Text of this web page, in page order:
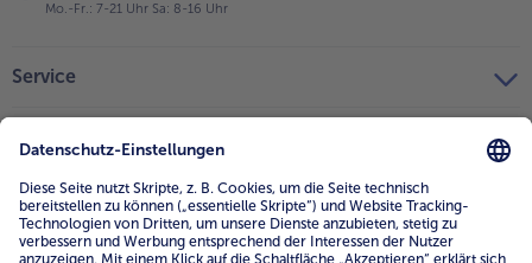
Mo.-Fr.: 7-21 Uhr Sa: 8-16 Uhr
Service
Über uns